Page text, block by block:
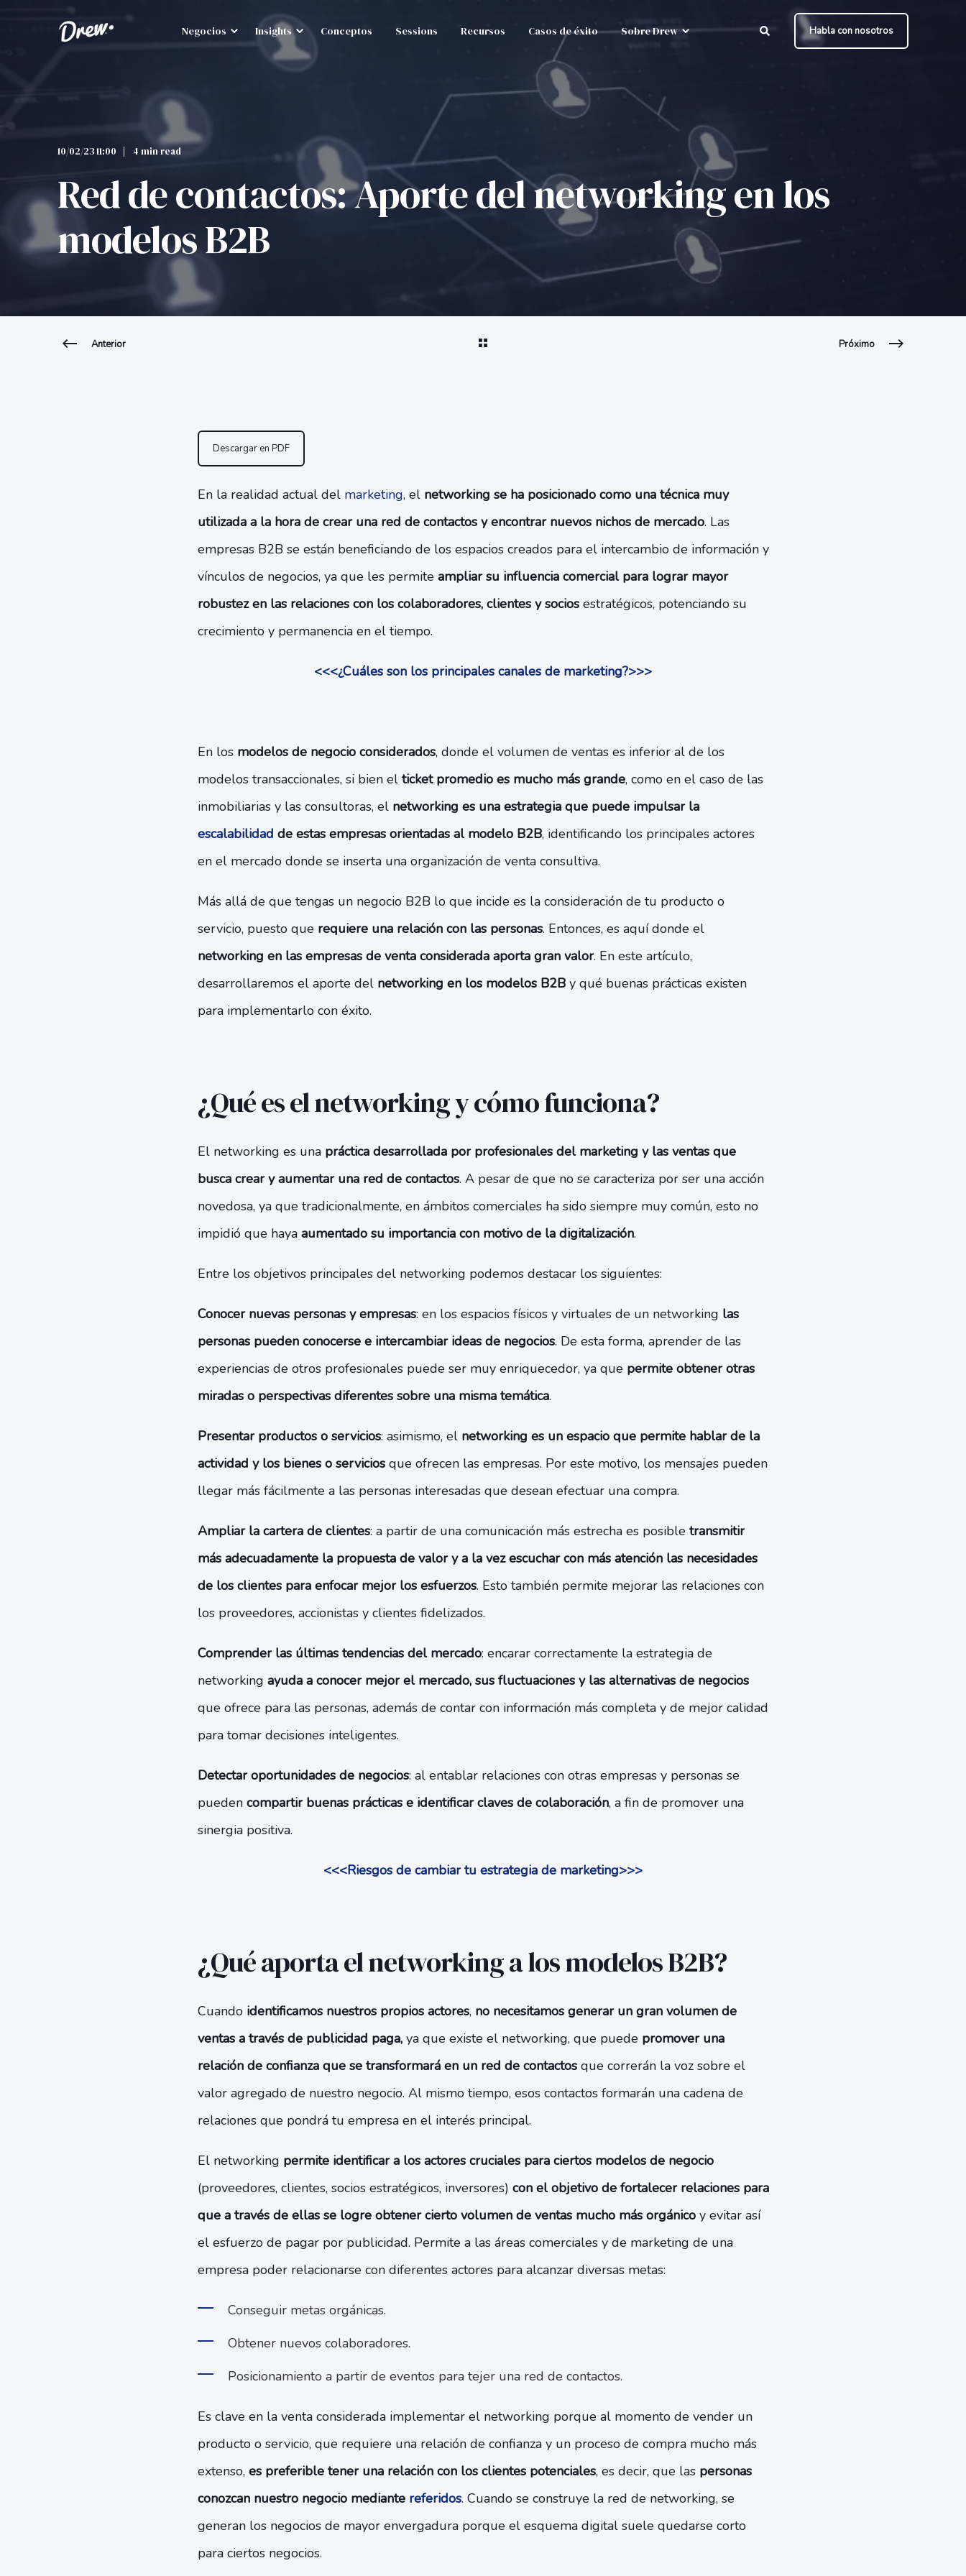
Negocios Insights Conceptos Sessions Recursos Casos de éxito Sobre Drew Habla con nosotros
10/02/23 11:00 4 min read
Red de contactos: Aporte del networking en los
modelos B2B
Anterior Próximo
Descargar en PDF
En la realidad actual del marketing, el networking se ha posicionado como una técnica muy
utilizada a la hora de crear una red de contactos y encontrar nuevos nichos de mercado. Las
empresas B2B se están beneficiando de los espacios creados para el intercambio de información y
vínculos de negocios, ya que les permite ampliar su influencia comercial para lograr mayor
robustez en las relaciones con los colaboradores, clientes y sociosestratégicos, potenciando su
crecimiento y permanencia en el tiempo.
<<<¿Cuáles son los principales canales de marketing?>>>
En los modelos de negocio considerados, donde el volumen de ventas es inferior al de los
modelos transaccionales, si bien elticket promedio es mucho más grande, como en el caso de las
inmobiliarias y las consultoras, el networking es una estrategia que puede impulsar la
escalabilidad de estas empresas orientadas al modelo B2B, identificando los principales actores
en el mercado donde se inserta una organización de venta consultiva.
Más allá de que tengas un negocio B2B lo que incide es la consideración de tu producto o
servicio, puesto que requiere una relación con las personas. Entonces, es aquí donde el
networking en las empresas de venta considerada aporta gran valor. En este artículo,
desarrollaremos el aporte del networking en los modelos B2By qué buenas prácticas existen
para implementarlo con éxito.
¿Qué es el networking y cómo funciona?
El networking es una práctica desarrollada por profesionales del marketing y las ventas que
busca crear y aumentar una red de contactos. A pesar de que no se caracteriza por ser una acción
novedosa, ya que tradicionalmente, en ámbitos comerciales ha sido siempre muy común, esto no
impidió que haya aumentado su importancia con motivo de la digitalización.
Entre los objetivos principales del networking podemos destacar los siguientes:
Conocer nuevas personas y empresas: en los espacios físicos y virtuales de un networking las
personas pueden conocerse e intercambiar ideas de negocios. De esta forma, aprender de las
experiencias de otros profesionales puede ser muy enriquecedor, ya que permite obtener otras
miradas o perspectivas diferentes sobre una misma temática.
Presentar productos o servicios: asimismo, el networking es un espacio que permite hablar de la
actividad y los bienes o serviciosque ofrecen las empresas. Por este motivo, los mensajes pueden
llegar más fácilmente a las personas interesadas que desean efectuar una compra.
Ampliar la cartera de clientes: a partir de una comunicación más estrecha es posible transmitir
más adecuadamente la propuesta de valor y a la vez escuchar con más atención las necesidades
de los clientes para enfocar mejor los esfuerzos. Esto también permite mejorar las relaciones con
los proveedores, accionistas y clientes fidelizados.
Comprender las últimas tendencias del mercado: encarar correctamente la estrategia de
networking ayuda a conocer mejor el mercado, sus fluctuaciones y las alternativas de negocios
que ofrece para las personas, además de contar con información más completa y de mejor calidad
para tomar decisiones inteligentes.
Detectar oportunidades de negocios: al entablar relaciones con otras empresas y personas se
pueden compartir buenas prácticas e identificar claves de colaboración, a fin de promover una
sinergia positiva.
<<<Riesgos de cambiar tu estrategia de marketing>>>
¿Qué aporta el networking a los modelos B2B?
Cuandoidentificamos nuestros propios actores, no necesitamos generar un gran volumen de
ventas a través de publicidad paga, ya que existe el networking, que puede promover una
relación de confianza que se transformará en un red de contactosque correrán la voz sobre el
valor agregado de nuestro negocio. Al mismo tiempo, esos contactos formarán una cadena de
relaciones que pondrá tu empresa en el interés principal.
El networking permite identificar a los actores cruciales para ciertos modelos de negocio
(proveedores, clientes, socios estratégicos, inversores) con el objetivo de fortalecer relaciones para
que a través de ellas se logre obtener cierto volumen de ventas mucho más orgánicoy evitar así
el esfuerzo de pagar por publicidad. Permite a las áreas comerciales y de marketing de una
empresa poder relacionarse con diferentes actores para alcanzar diversas metas:
Conseguir metas orgánicas.
Obtener nuevos colaboradores.
Posicionamiento a partir de eventos para tejer una red de contactos.
Es clave en la venta considerada implementar el networking porque al momento de vender un
producto o servicio, que requiere una relación de confianza y un proceso de compra mucho más
extenso, es preferible tener una relación con los clientes potenciales, es decir, que las personas
conozcan nuestro negocio mediante referidos. Cuando se construye la red de networking, se
generan los negocios de mayor envergadura porque el esquema digital suele quedarse corto
para ciertos negocios.